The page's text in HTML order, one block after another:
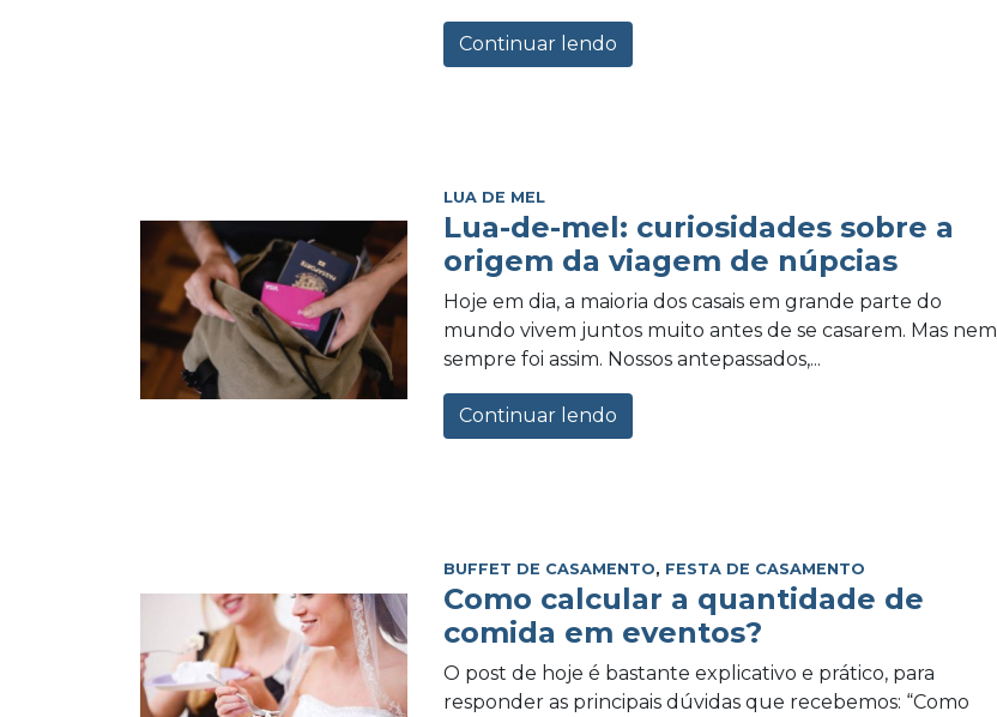
Continuar lendo
LUA DE MEL
Lua-de-mel: curiosidades sobre a
origem da viagem de núpcias
Hoje em dia, a maioria dos casais em grande parte do
mundo vivem juntos muito antes de se casarem. Mas nem
sempre foi assim. Nossos antepassados,...
Continuar lendo
BUFFET DE CASAMENTO, FESTA DE CASAMENTO
Como calcular a quantidade de
comida em eventos?
O post de hoje é bastante explicativo e prático, para
responder as principais dúvidas que recebemos: “Como